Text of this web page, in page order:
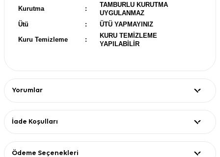
Kurutma :
TAMBURLU KURUTMA
UYGULANMAZ
Ütü
: ÜTÜ YAPMAYINIZ
Kuru Temizleme :
KURU TEMİZLEME
YAPILABİLİR
Yorumlar
İade Koşulları
Ödeme Seçenekleri